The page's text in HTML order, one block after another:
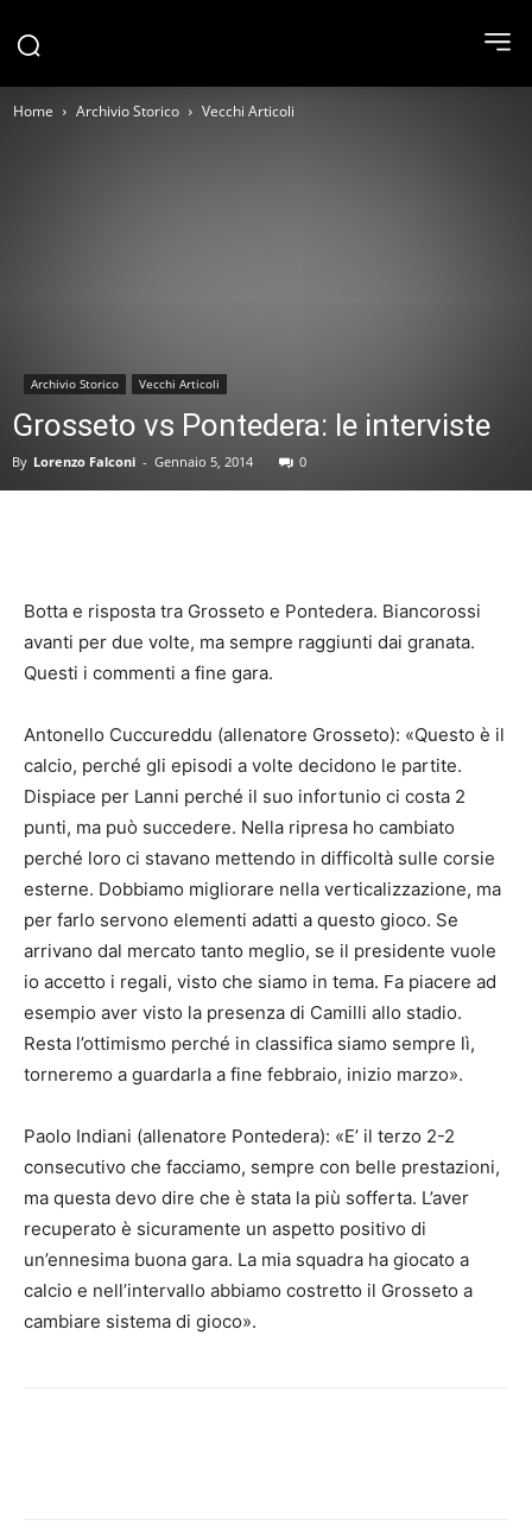
Home Archivio Storico Vecchi Articoli
Archivio Storico Vecchi Articoli
Grosseto vs Pontedera: le interviste
By Lorenzo Falconi - Gennaio 5, 2014 0
Botta e risposta tra Grosseto e Pontedera. Biancorossi
avanti per due volte, ma sempre raggiunti dai granata.
Questi i commenti a fine gara.
Antonello Cuccureddu (allenatore Grosseto): «Questo è il
calcio, perché gli episodi a volte decidono le partite.
Dispiace per Lanni perché il suo infortunio ci costa 2
punti, ma può succedere. Nella ripresa ho cambiato
perché loro ci stavano mettendo in difficoltà sulle corsie
esterne. Dobbiamo migliorare nella verticalizzazione, ma
per farlo servono elementi adatti a questo gioco. Se
arrivano dal mercato tanto meglio, se il presidente vuole
io accetto i regali, visto che siamo in tema. Fa piacere ad
esempio aver visto la presenza di Camilli allo stadio.
Resta l’ottimismo perché in classifica siamo sempre lì,
torneremo a guardarla a fine febbraio, inizio marzo».
Paolo Indiani (allenatore Pontedera): «E’ il terzo 2-2
consecutivo che facciamo, sempre con belle prestazioni,
ma questa devo dire che è stata la più sofferta. L’aver
recuperato è sicuramente un aspetto positivo di
un’ennesima buona gara. La mia squadra ha giocato a
calcio e nell’intervallo abbiamo costretto il Grosseto a
cambiare sistema di gioco».